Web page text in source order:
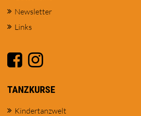
Newsletter
Links
TANZKURSE
Kindertanzwelt